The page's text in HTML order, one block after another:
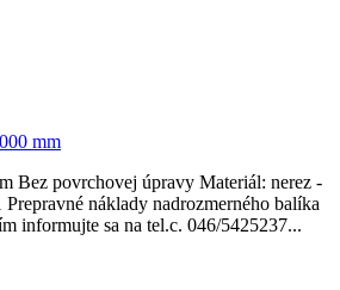
mm
Bez povrchovej úpravy Materiál: nerez -
náklady nadrozmerného balíka
informujte sa na tel.c. 046/5425237...